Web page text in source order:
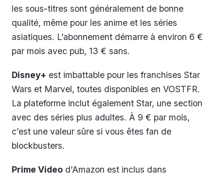
les sous-titres sont généralement de bonne
qualité, même pour les anime et les séries
asiatiques. L’abonnement démarre à environ 6 €
par mois avec pub, 13 € sans.
Disney+ est imbattable pour les franchises Star
Wars et Marvel, toutes disponibles en VOSTFR.
La plateforme inclut également Star, une section
avec des séries plus adultes. À 9 € par mois,
c’est une valeur sûre si vous êtes fan de
blockbusters.
Prime Video d’Amazon est inclus dans